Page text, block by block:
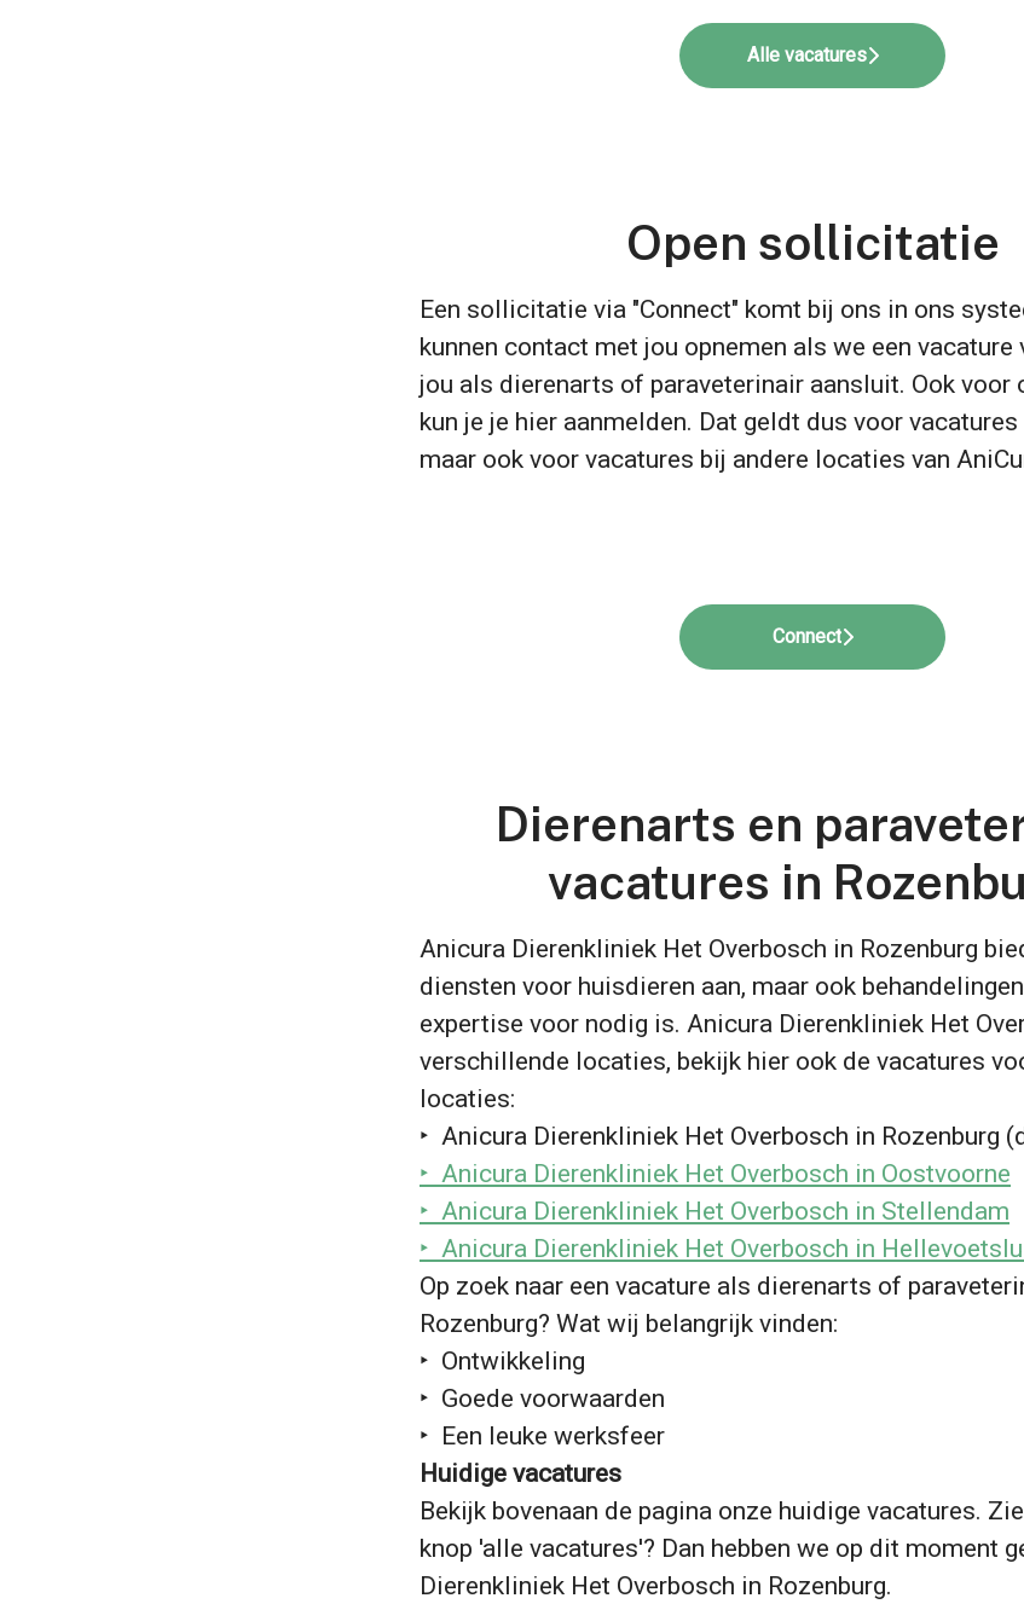
Alle vacatures
Open sollicitatie
Een sollicitatie via "Connect" komt bij ons in ons
kunnen contact met jou opnemen als we een vacature
jou als dierenarts of paraveterinair aansluit. Ook voor
kun je je hier aanmelden. Dat geldt dus voor vacatures
maar ook voor vacatures bij andere locaties van
Connect
Dierenarts en
vacatures in
Anicura Dierenkliniek Het Overbosch in Rozenburg
diensten voor huisdieren aan, maar ook
expertise voor nodig is. Anicura Dierenkliniek Het
verschillende locaties, bekijk hier ook de vacatures
locaties:
‣ Anicura Dierenkliniek Het Overbosch in Rozenburg
‣ Anicura Dierenkliniek Het Overbosch in Oostvoorne
‣ Anicura Dierenkliniek Het Overbosch in Stellendam
‣ Anicura Dierenkliniek Het Overbosch in
Op zoek naar een vacature als dierenarts of
Rozenburg? Wat wij belangrijk vinden:
‣ Ontwikkeling
‣ Goede voorwaarden
‣ Een leuke werksfeer
Huidige vacatures
Bekijk bovenaan de pagina onze huidige vacatures.
knop 'alle vacatures'? Dan hebben we op dit moment
Dierenkliniek Het Overbosch in Rozenburg.